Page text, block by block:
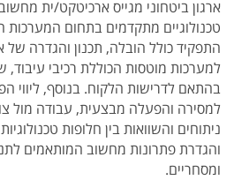
ארגון ביטחוני מגייס ארכיטקט/ית
טכנולוגיים מתקדמים בתחום המערכות
התפקיד כולל הובלה, תכנון והגדרה
למערכות מוטסות הכוללת רכיבי
בהתאם לדרישות הלקוח. בנוסף, ליווי
למסירה והפעלה מבצעית, עבודה מול
והגדרת פתרונות מחשוב המותאמים
ומסחריים.